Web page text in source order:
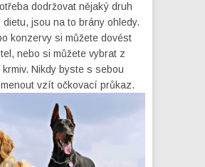
dodržovat nějaký druh
dietu, jsou na to brány ohledy.
konzervy si můžete dovést
nebo si můžete vybrat z
Nikdy byste s sebou
vzít očkovací průkaz.